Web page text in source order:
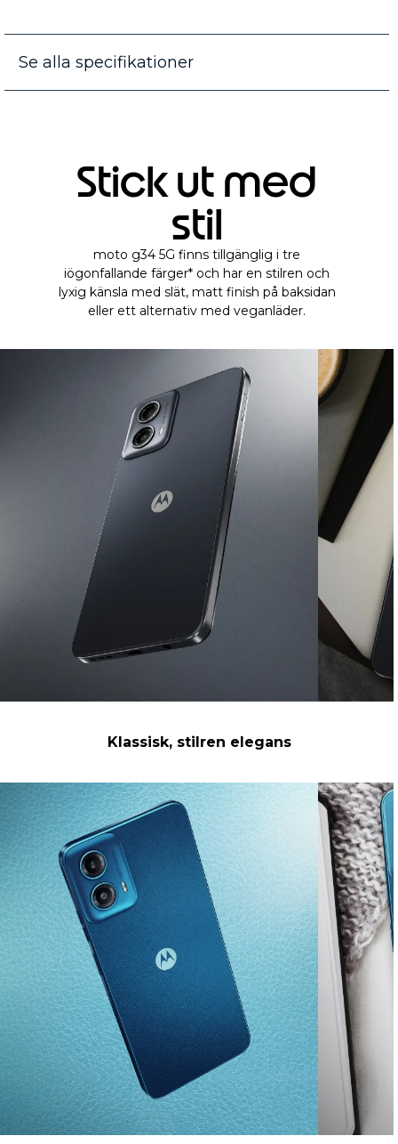
Se alla specifikationer
Stick ut med
stil
moto g34 5G finns tillgänglig i tre
iögonfallande färger* och har en stilren och
lyxig känsla med slät, matt finish på baksidan
eller ett alternativ med veganläder.
Klassisk, stilren elegans